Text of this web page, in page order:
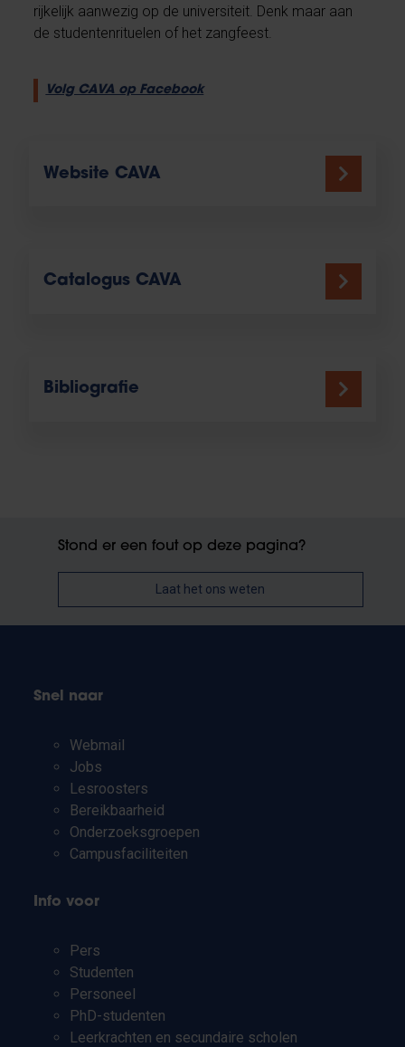
rijkelijk aanwezig op de universiteit. Denk maar aan
de studentenrituelen of het zangfeest.
Volg CAVA op Facebook
Website CAVA
Catalogus CAVA
Bibliografie
Stond er een fout op deze pagina?
Laat het ons weten
Snel naar
Webmail
Jobs
Lesroosters
Bereikbaarheid
Onderzoeksgroepen
Campusfaciliteiten
Info voor
Pers
Studenten
Personeel
PhD-studenten
Leerkrachten en secundaire scholen